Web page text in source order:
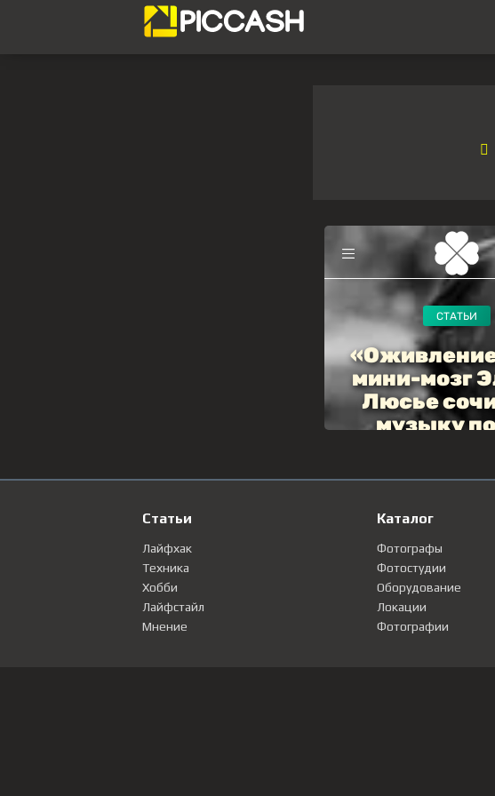
Статьи
Лайфхак
Техника
Хобби
Лайфстайл
Мнение
Каталог
Фотографы
Фотостудии
Оборудование
Локации
Фотографии